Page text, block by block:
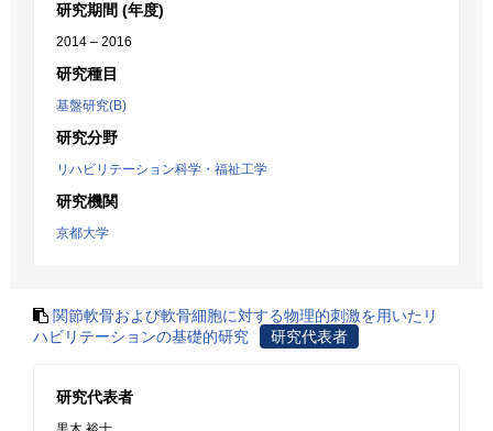
研究期間 (年度)
2014 – 2016
研究種目
基盤研究(B)
研究分野
リハビリテーション科学・福祉工学
研究機関
京都大学
関節軟骨および軟骨細胞に対する物理的刺激を用いたリ
ハビリテーションの基礎的研究
研究代表者
研究代表者